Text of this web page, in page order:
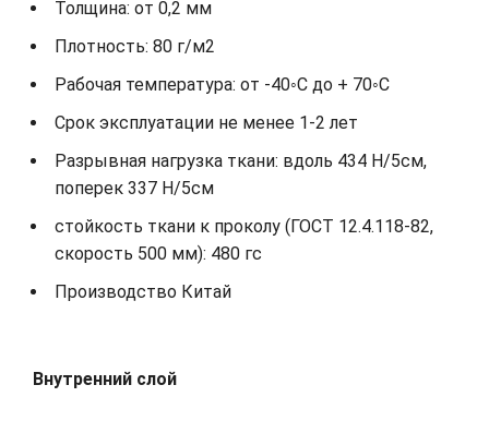
Толщина: от 0,2 мм
Плотность: 80 г/м2
Рабочая температура: от -40◦С до + 70◦С
Срок эксплуатации не менее 1-2 лет
Разрывная нагрузка ткани: вдоль 434 Н/5см,
поперек 337 Н/5см
стойкость ткани к проколу (ГОСТ 12.4.118-82,
скорость 500 мм): 480 гс
Производство Китай
Внутренний слой